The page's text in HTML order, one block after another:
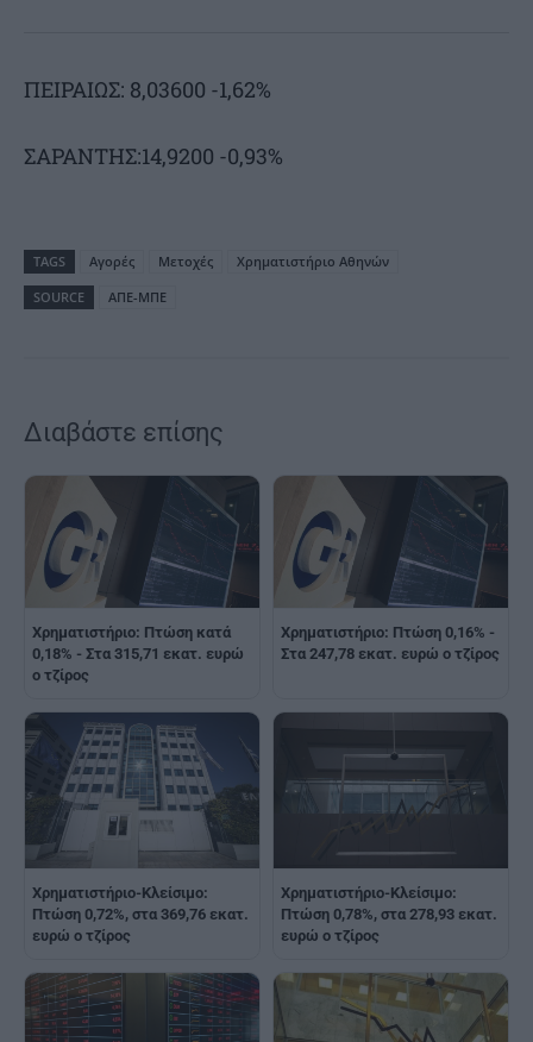
ΠΕΙΡΑΙΩΣ: 8,03600 -1,62%
ΣΑΡΑΝΤΗΣ:14,9200 -0,93%
TAGS Αγορές Μετοχές
Χρηματιστήριο Αθηνών
SOURCE
ΑΠΕ-ΜΠΕ
Διαβάστε επίσης
Χρηματιστήριο: Πτώση κατά
0,18% - Στα 315,71 εκατ. ευρώ
ο τζίρος
Χρηματιστήριο: Πτώση 0,16% -
Στα 247,78 εκατ. ευρώ ο τζίρος
Χρηματιστήριο-Κλείσιμο:
Πτώση 0,72%, στα 369,76 εκατ.
ευρώ ο τζίρος
Χρηματιστήριο-Κλείσιμο:
Πτώση 0,78%, στα 278,93 εκατ.
ευρώ ο τζίρος